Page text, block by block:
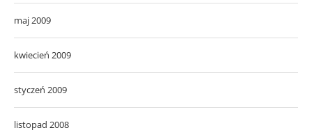
maj 2009
kwiecień 2009
styczeń 2009
listopad 2008